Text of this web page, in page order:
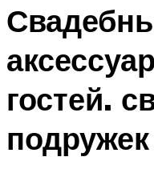
гостей.
подружек